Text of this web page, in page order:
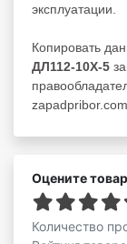
эксплуатации.
Копировать
ДЛ112-10Х-5
Оцените
Количество